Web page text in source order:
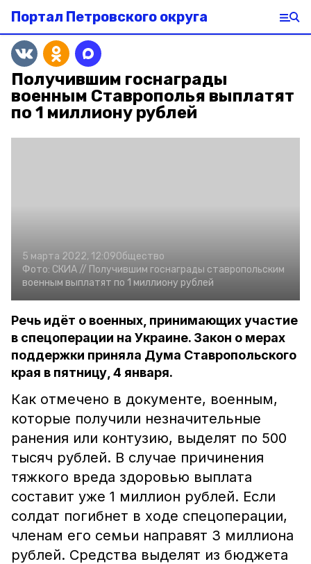
Портал Петровского округа
Получившим госнаграды
военным Ставрополья выплатят
по 1 миллиону рублей
5 марта 2022, 12:09Общество
Фото: СКИА // Получившим госнаграды ставропольским
военным выплатят по 1 миллиону рублей
Речь идёт о военных, принимающих участие
в спецоперации на Украине. Закон о мерах
поддержки приняла Дума Ставропольского
края в пятницу, 4 января.
Как отмечено в документе, военным,
которые получили незначительные
ранения или контузию, выделят по 500
тысяч рублей. В случае причинения
тяжкого вреда здоровью выплата
составит уже 1 миллион рублей. Если
солдат погибнет в ходе спецоперации,
членам его семьи направят 3 миллиона
рублей. Средства выделят из бюджета